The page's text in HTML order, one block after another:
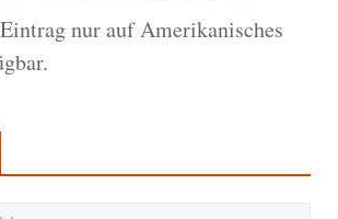
nur auf Amerikanisches